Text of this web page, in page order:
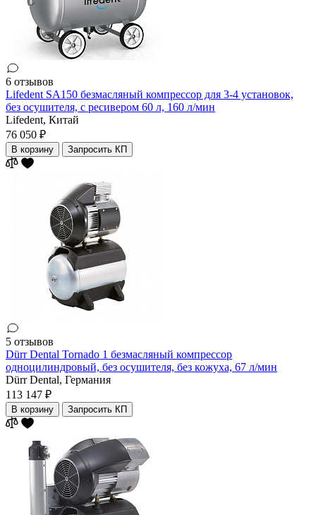
6 отзывов
Lifedent SA150 безмасляный компрессор для 3-4 установок,
без осушителя, с ресивером 60 л, 160 л/мин
Lifedent, Китай
76 050 ₽
В корзину Запросить КП
5 отзывов
Dürr Dental Tornado 1 безмасляный компрессор
одноцилиндровый, без осушителя, без кожуха, 67 л/мин
Dürr Dental, Германия
113 147 ₽
В корзину Запросить КП